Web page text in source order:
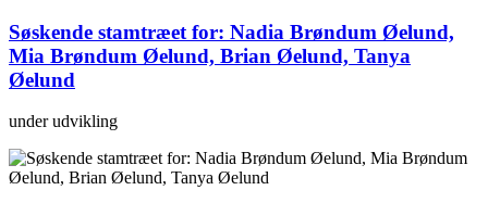
Søskende stamtræet for: Nadia Brøndum Øelund,
Mia Brøndum Øelund, Brian Øelund, Tanya
Øelund
under udvikling